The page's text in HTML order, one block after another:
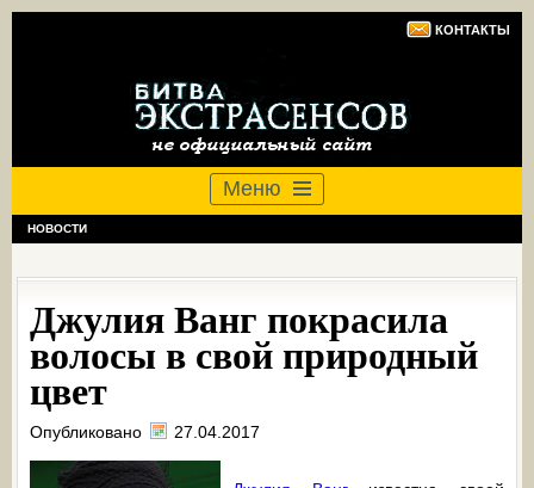
КОНТАКТЫ
Меню
НОВОСТИ
Джулия Ванг покрасила
волосы в свой природный
цвет
Опубликовано 27.04.2017